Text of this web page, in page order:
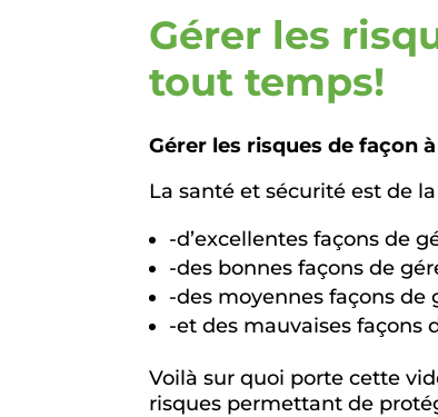
Gérer les
tout temps!
Gérer les risques de façon
La santé et sécurité est de
-d’excellentes façons de
-des bonnes façons de
-des moyennes façons de
-et des mauvaises façons
Voilà sur quoi porte cette
risques permettant de